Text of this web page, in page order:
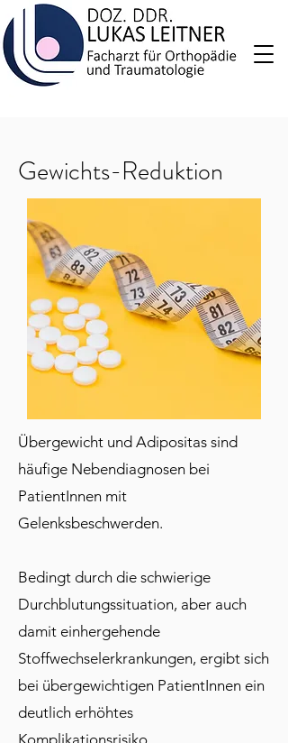
Gewichts-Reduktion
Übergewicht und Adipositas sind
häufige Nebendiagnosen bei
PatientInnen mit
Gelenksbeschwerden.
Bedingt durch die schwierige
Durchblutungssituation, aber auch
damit einhergehende
Stoffwechselerkrankungen, ergibt sich
bei übergewichtigen PatientInnen ein
deutlich erhöhtes
Komplikationsrisiko.